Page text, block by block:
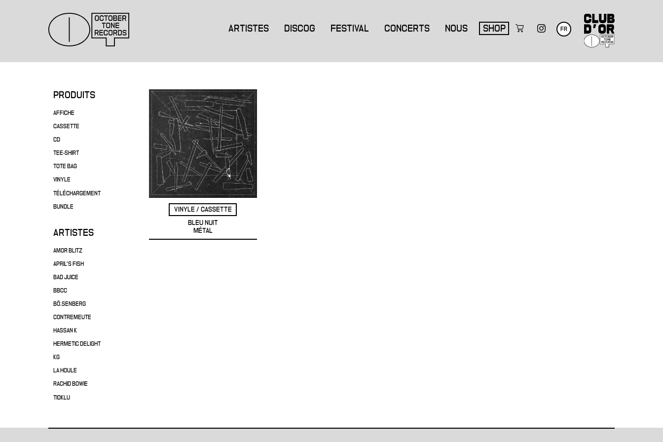
ARTISTES DISCOG FESTIVAL CONCERTS NOUS SHOP FR
PRODUITS
AFFICHE
CASSETTE
CD
TEE-SHIRT
TOTE BAG
VINYLE
TÉLÉCHARGEMENT
BUNDLE
ARTISTES
AMOR BLITZ
APRIL'S FISH
BAD JUICE
BBCC
BÖ.SENBERG
CONTREMEUTE
HASSAN K
HERMETIC DELIGHT
KG
LA HOULE
RACHID BOWIE
TIOKLU
VINYLE / CASSETTE
BLEU NUIT
MÉTAL